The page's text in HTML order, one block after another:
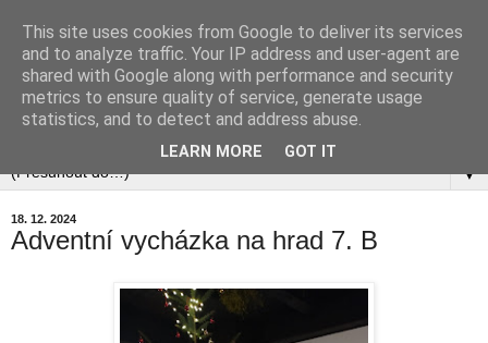
▼
18. 12. 2024
Adventní vycházka na hrad 7. B
This site uses cookies from Google to deliver its services
and to analyze traffic. Your IP address and user-agent are
shared with Google along with performance and security
metrics to ensure quality of service, generate usage
statistics, and to detect and address abuse.
LEARN MORE GOT IT